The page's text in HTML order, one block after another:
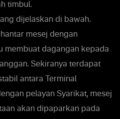
timbul.
dijelaskan di bawah.
mesej dengan
membuat dagangan kepada
Sekiranya terdapat
antara Terminal
pelayan Syarikat, mesej
akan dipaparkan pada